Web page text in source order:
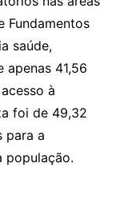
Fundamentos
saúde,
41,56
à
foi de 49,32
para a
população.